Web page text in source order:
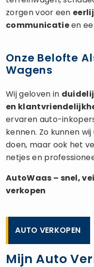
zorgen voor een
communicatieen
Onze Belofte
Wagens
Wij geloven in
en
ervaren auto-
kennen. Zo kunnen
doen, maar ook het
netjes en
AutoWaas – snel,
verkopen
AUTO VERKOPEN
Mijn Auto